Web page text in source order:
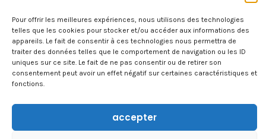
Pour offrir les meilleures expériences, nous utilisons des technologies
telles que les cookies pour stocker et/ou accéder aux informations des
appareils. Le fait de consentir à ces technologies nous permettra de
traiter des données telles que le comportement de navigation ou les ID
uniques sur ce site. Le fait de ne pas consentir ou de retirer son
consentement peut avoir un effet négatif sur certaines caractéristiques et
fonctions.
accepter
À PROPOS
CONTACT